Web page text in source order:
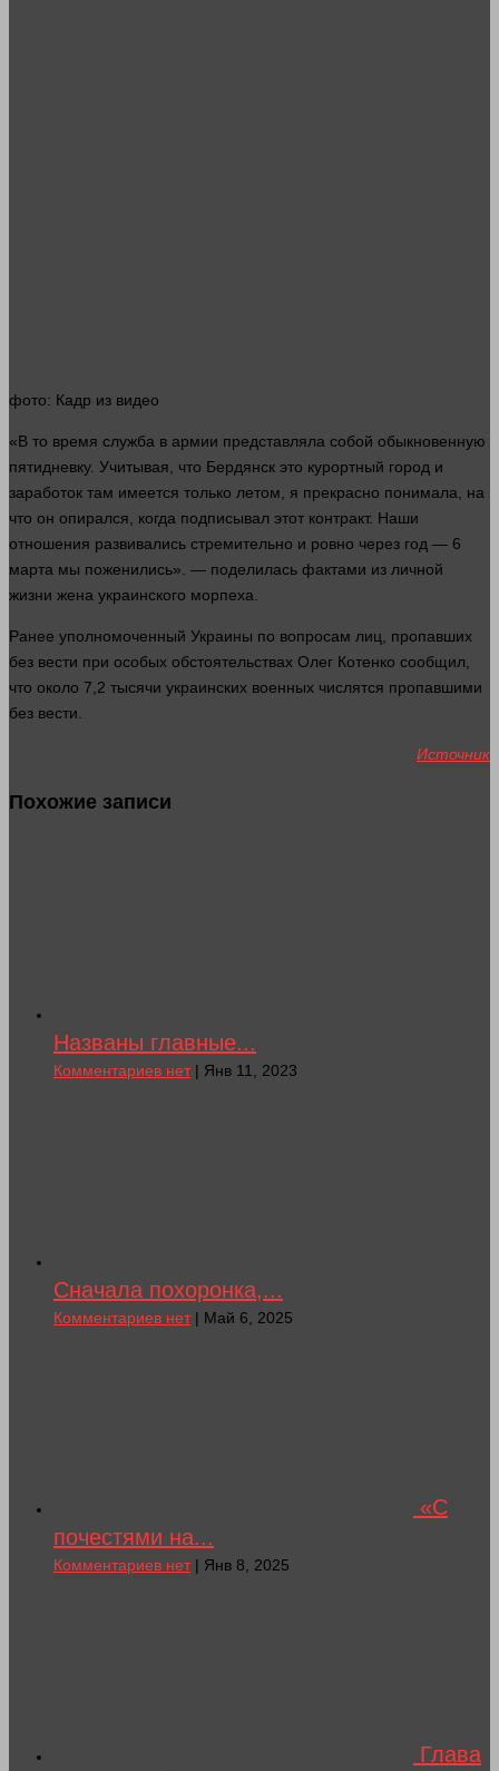
фото: Кадр из видео
«В то время служба в армии представляла собой обыкновенную
пятидневку. Учитывая, что Бердянск это курортный город и
заработок там имеется только летом, я прекрасно понимала, на
что он опирался, когда подписывал этот контракт. Наши
отношения развивались стремительно и ровно через год — 6
марта мы поженились». — поделилась фактами из личной
жизни жена украинского морпеха.
Ранее уполномоченный Украины по вопросам лиц, пропавших
без вести при особых обстоятельствах Олег Котенко сообщил,
что около 7,2 тысячи украинских военных числятся пропавшими
без вести.
Источник
Похожие записи
Названы главные...
Комментариев нет| Янв 11, 2023
Сначала похоронка,...
Комментариев нет| Май 6, 2025
«С
почестями на...
Комментариев нет| Янв 8, 2025
Глава